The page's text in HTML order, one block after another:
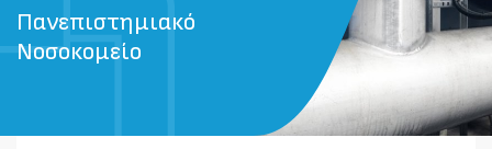
Πανεπιστημιακό
Νοσοκομείο